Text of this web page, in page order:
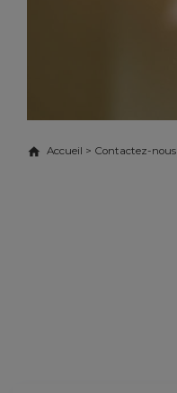
Accueil > Contactez-nous